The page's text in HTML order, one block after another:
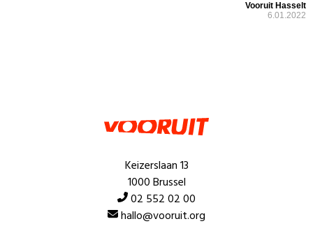
Vooruit Hasselt
6.01.2022
Keizerslaan 13
1000 Brussel
02 552 02 00
hallo@vooruit.org